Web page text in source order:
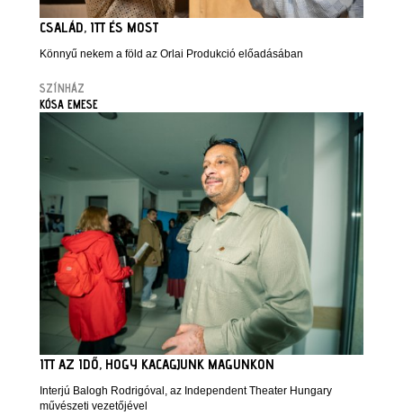
CSALÁD, ITT ÉS MOST
Könnyű nekem a föld az Orlai Produkció előadásában
SZÍNHÁZ
KÓSA EMESE
ITT AZ IDŐ, HOGY KACAGJUNK MAGUNKON
Interjú Balogh Rodrigóval, az Independent Theater Hungary
művészeti vezetőjével